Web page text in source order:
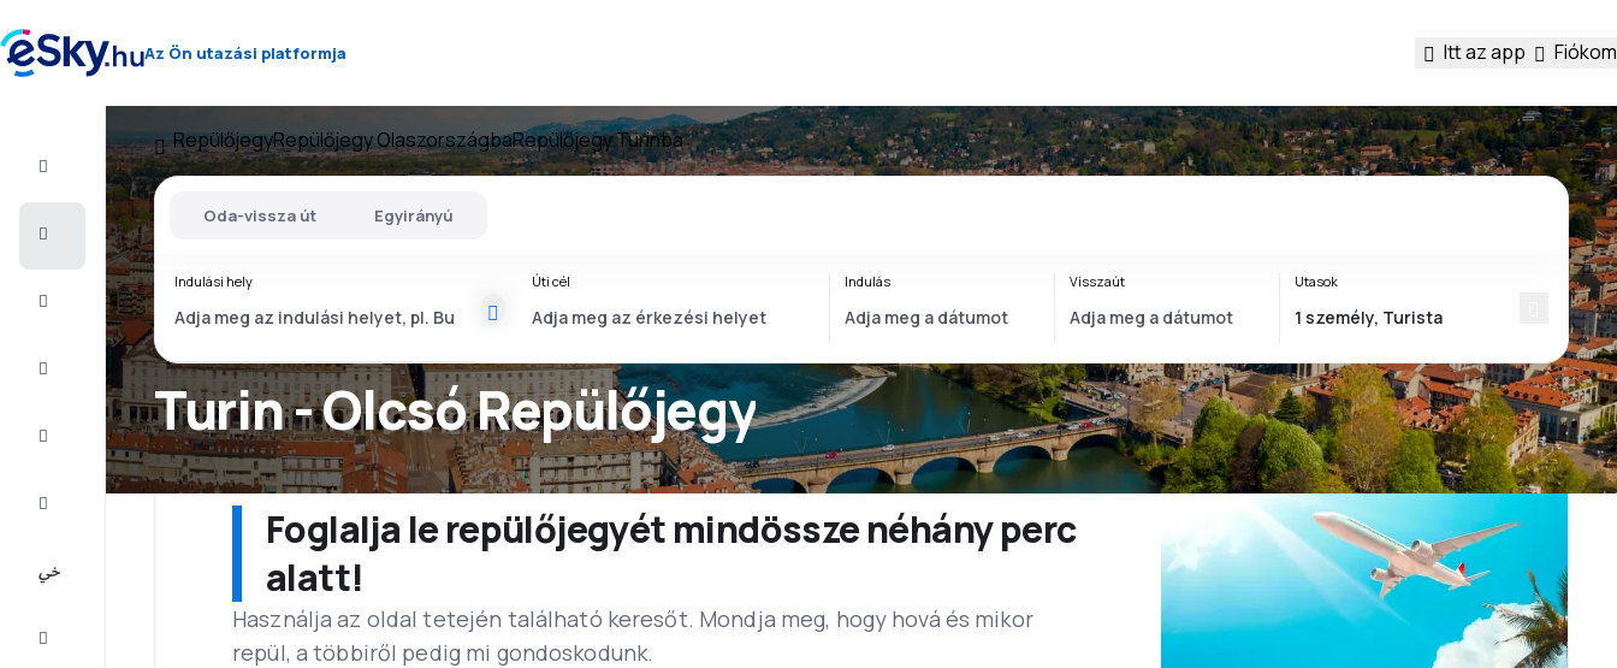
Az Ön utazási platformja Itt az app Fiókom
Repülő+Hotel
Repülőjegy
Nyaralás
2026/27
RepülőjegyRepülőjegy OlaszországbaRepülőjegy Turinba
Turin - Olcsó Repülőjegy
Oda-vissza út Egyirányú
Indulási hely Úti cél Indulás Visszaút Utasok
Foglalja le repülőjegyét mindössze néhány perc
alatt!
Használja az oldal tetején található keresőt. Mondja meg, hogy hová és mikor
repül, a többiről pedig mi gondoskodunk.